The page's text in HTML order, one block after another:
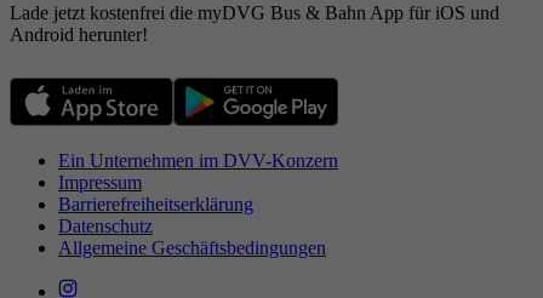
Lade jetzt kostenfrei die myDVG Bus & Bahn App für iOS und
Android herunter!
Ein Unternehmen im DVV-Konzern
Impressum
Barrierefreiheitserklärung
Datenschutz
Allgemeine Geschäftsbedingungen